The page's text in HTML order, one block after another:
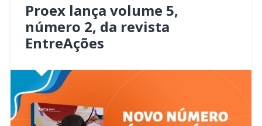
Proex lança volume 5,
número 2, da revista
EntreAções